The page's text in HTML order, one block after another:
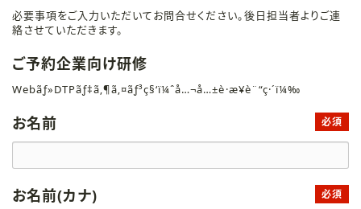
必要事項をご入力いただいてお問合せください。後日担当者よりご連
絡させていただきます。
ご予約企業向け研修
Webãƒ»DTPãƒ‡ã‚¶ã‚¤ãƒ³ç§‘ï¼ˆå…¬å…±è·æ¥­è¨“ç·´ï¼‰
お名前 必須
お名前(カナ) 必須